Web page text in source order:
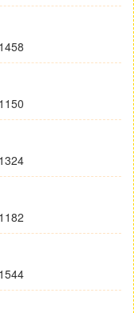
址
取出來另外
一行.